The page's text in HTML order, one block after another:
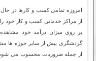
امروزه تمامی کسب و کارها در
از مراکز خدماتی کسب و کار خود
بر روی میزان درآمد خود
گردشگری بیش از سایر حوزه ها
از جمله ضروریات محسوب می شود.